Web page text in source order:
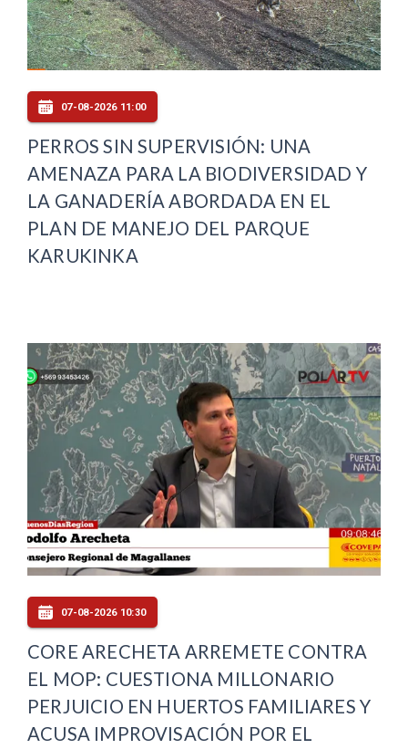
07-08-2026 11:00
PERROS SIN SUPERVISIÓN: UNA
AMENAZA PARA LA BIODIVERSIDAD Y
LA GANADERÍA ABORDADA EN EL
PLAN DE MANEJO DEL PARQUE
KARUKINKA
07-08-2026 10:30
CORE ARECHETA ARREMETE CONTRA
EL MOP: CUESTIONA MILLONARIO
PERJUICIO EN HUERTOS FAMILIARES Y
ACUSA IMPROVISACIÓN POR EL